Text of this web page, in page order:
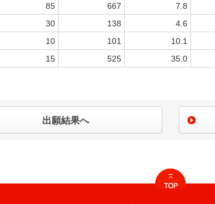
85 667 7.8
30 138 4.6
10 101 10.1
15 525 35.0
出願結果へ